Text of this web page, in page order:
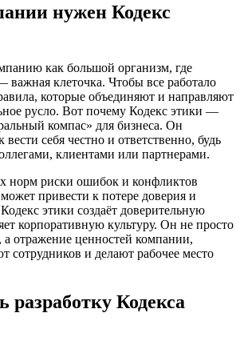
нужен Кодекс
как большой организм, где
клеточка. Чтобы все работало
которые объединяют и направляют
русло. Вот почему Кодекс этики —
компас» для бизнеса. Он
вести себя честно и ответственно, будь
клиентами или партнерами.
норм риски ошибок и конфликтов
привести к потере доверия и
этики создаёт доверительную
корпоративную культуру. Он не просто
а отражение ценностей компании,
сотрудников и делают рабочее место
разработку Кодекса